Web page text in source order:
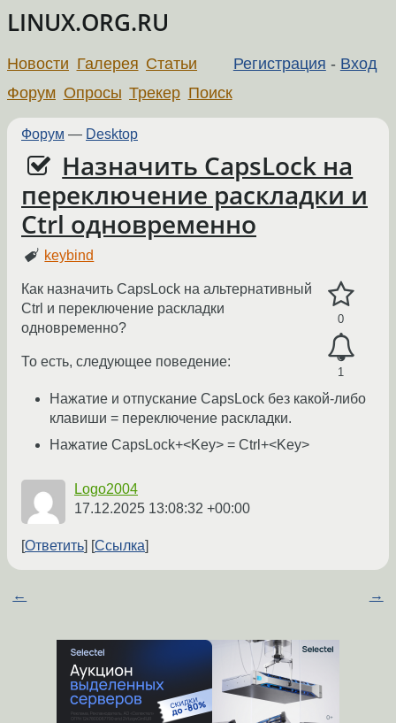
LINUX.ORG.RU
Регистрация - Вход
Новости Галерея Статьи
Форум Опросы Трекер Поиск
Форум — Desktop
Назначить CapsLock на
переключение раскладки и
Ctrl одновременно
keybind
0
1
Как назначить CapsLock на альтернативный
Ctrl и переключение раскладки
одновременно?
То есть, следующее поведение:
Нажатие и отпускание CapsLock без какой-либо
клавиши = переключение раскладки.
Нажатие CapsLock+<Key> = Ctrl+<Key>
Logo2004
17.12.2025 13:08:32 +00:00
Ответить Ссылка
← →